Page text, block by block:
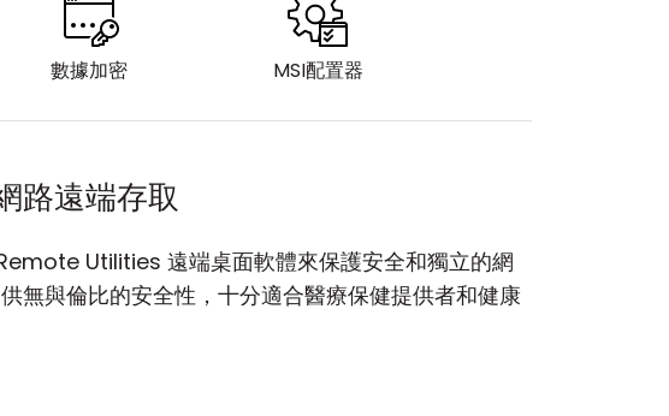
數據加密 MSI配置器
路遠端存取
Utilities 遠端桌面軟體來保護安全和獨立的網
無與倫比的安全性，十分適合醫療保健提供者和健康